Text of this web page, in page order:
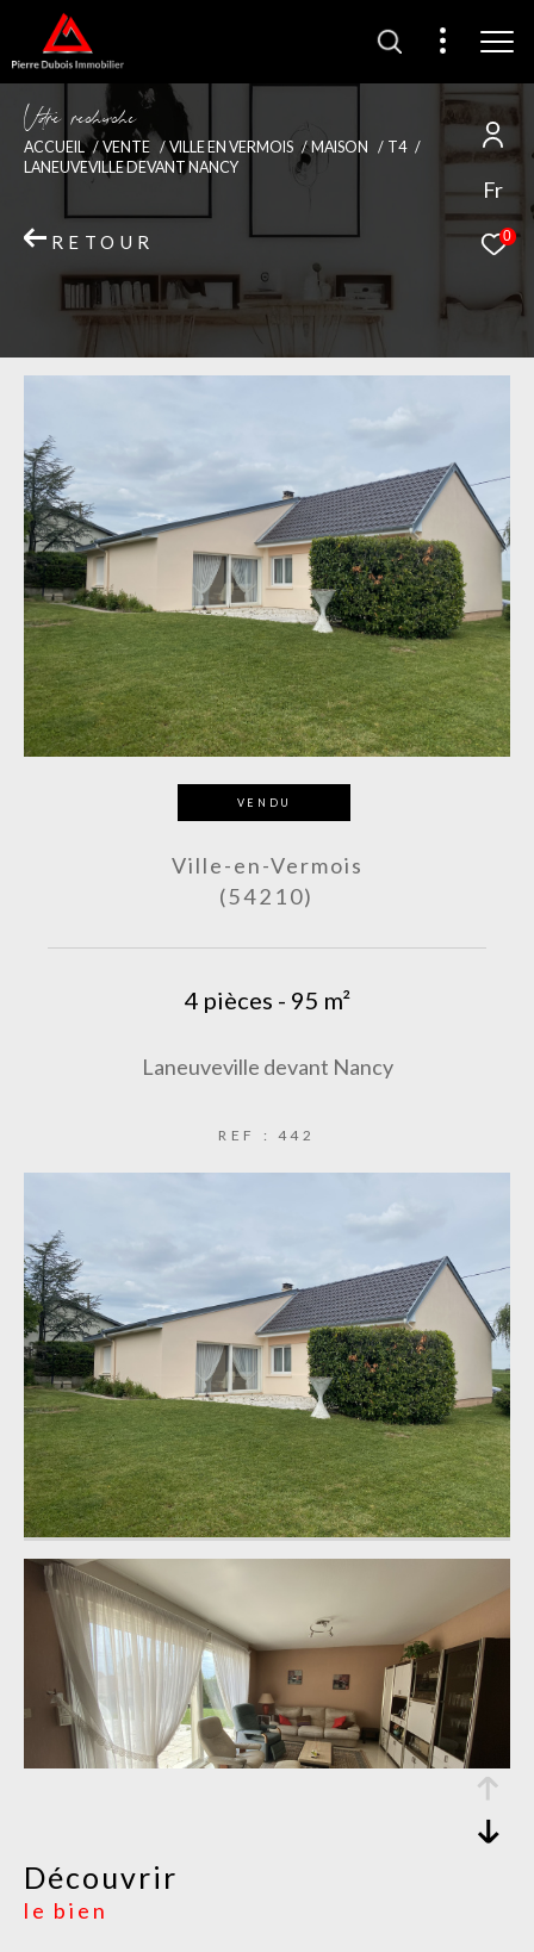
Fr
0
Vore recece
ACCUEIL VENTE VILLE EN VERMOIS MAISON
T4
LANEUVEVILLE DEVANT NANCY
RETOUR
VENDU
Ville-en-Vermois
(54210)
4 pièces - 95 m²
Laneuveville devant Nancy
REF : 442
découvrir
le bien